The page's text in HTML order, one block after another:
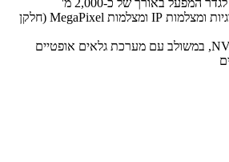
המפעל באורך של כ-2,000 מ'
שילוב מצלמות אנלוגיות ומצלמות IP ומצלמות MegaPixel (חלקן
מערכת מבוססת NVR, במשולב עם מערכת גלאים אופטיים